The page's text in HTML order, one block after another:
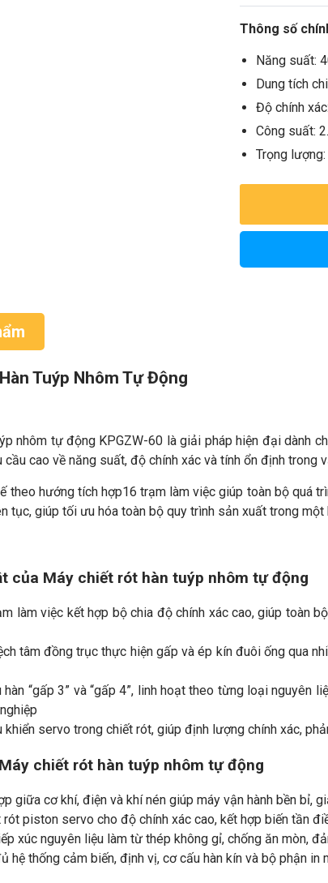
Thông số
Năng suất:
Dung tích
Độ chính
Công suất:
Trọng
Tuýp Nhôm Tự Động
nhôm tự động KPGZW-60 là giải pháp hiện đại dành
cầu cao về năng suất, độ chính xác và tính ổn định trong
theo hướng tích hợp16 trạm làm việc giúp toàn bộ quá
tục, giúp tối ưu hóa toàn bộ quy trình sản xuất trong một
của Máy chiết rót hàn tuýp nhôm tự động
làm việc kết hợp bộ chia độ chính xác cao, giúp toàn
tâm đồng trục thực hiện gấp và ép kín đuôi ống qua
hàn “gấp 3” và “gấp 4”, linh hoạt theo từng loại nguyên
khiển servo trong chiết rót, giúp định lượng chính xác,
chiết rót hàn tuýp nhôm tự động
giữa cơ khí, điện và khí nén giúp máy vận hành bền bỉ,
rót piston servo cho độ chính xác cao, kết hợp biến tần
xúc nguyên liệu làm từ thép không gỉ, chống ăn mòn,
hệ thống cảm biến, định vị, cơ cấu hàn kín và bộ phận in